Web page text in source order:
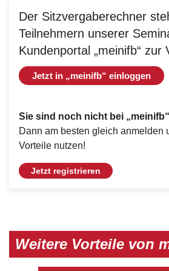
Der Sitzvergaberechner
Teilnehmern unserer
Kundenportal „meinifb“ zur
Jetzt in „meinifb“ einloggen
Sie sind noch nicht bei
Dann am besten gleich anmelden
Vorteile nutzen!
Jetzt registrieren
Weitere Vorteile von